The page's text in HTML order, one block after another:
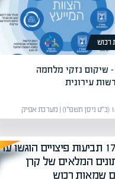
רכוש
שיקום נזקי מלחמה
עירונית